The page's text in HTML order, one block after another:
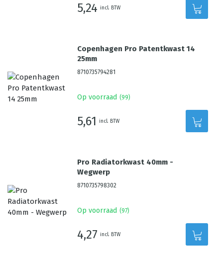
5,24 incl. BTW
Copenhagen Pro Patentkwast 14
25mm
8710735794281
Op voorraad (99)
5,61 incl. BTW
Pro Radiatorkwast 40mm -
Wegwerp
8710735798302
Op voorraad (97)
4,27 incl. BTW